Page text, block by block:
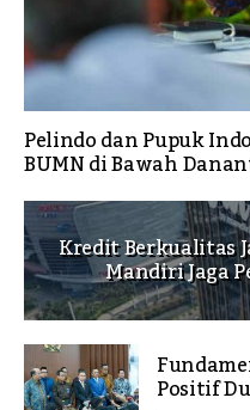
Pelindo dan Pupuk
BUMN di Bawah
Kredit Berkualitas
Mandiri Jaga
Positif